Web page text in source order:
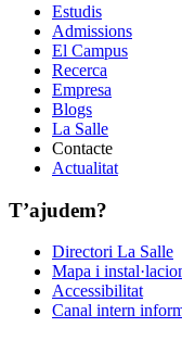
Estudis
Admissions
El Campus
Recerca
Empresa
Blogs
La Salle
Contacte
Actualitat
T’ajudem?
Directori La Salle
Mapa i
Accessibilitat
Canal intern